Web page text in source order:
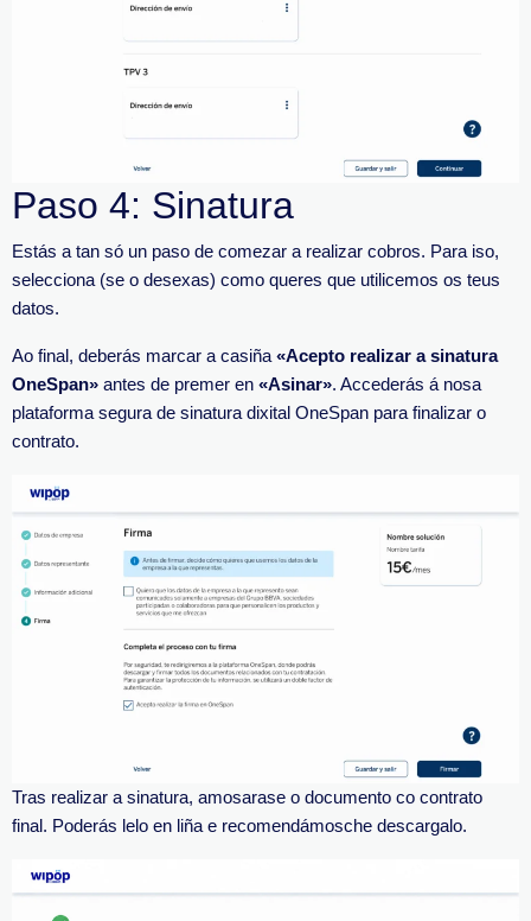
Paso 4: Sinatura
Estás a tan só un paso de comezar a realizar cobros. Para iso,
selecciona (se o desexas) como queres que utilicemos os teus
datos.
Ao final, deberás marcar a casiña «Acepto realizar a sinatura
OneSpan» antes de premer en «Asinar». Accederás á nosa
plataforma segura de sinatura dixital OneSpan para finalizar o
contrato.
Tras realizar a sinatura, amosarase o documento co contrato
final. Poderás lelo en liña e recomendámosche descargalo.